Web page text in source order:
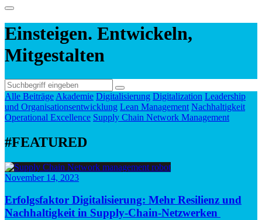
Einsteigen. Entwickeln,
Mitgestalten
Alle Beiträge Akademie Digitalisierung Digitalization Leadership
und Organisationsentwicklung Lean Management Nachhaltigkeit
Operational Excellence Supply Chain Network Management
#FEATURED
November 14, 2023
Erfolgsfaktor Digitalisierung: Mehr Resilienz und
Nachhaltigkeit in Supply-Chain-Netzwerken